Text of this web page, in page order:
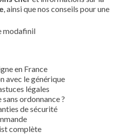
, ainsi que nos conseils pour une
en France
avec le générique
légales
ordonnance ?
de sécurité
complète